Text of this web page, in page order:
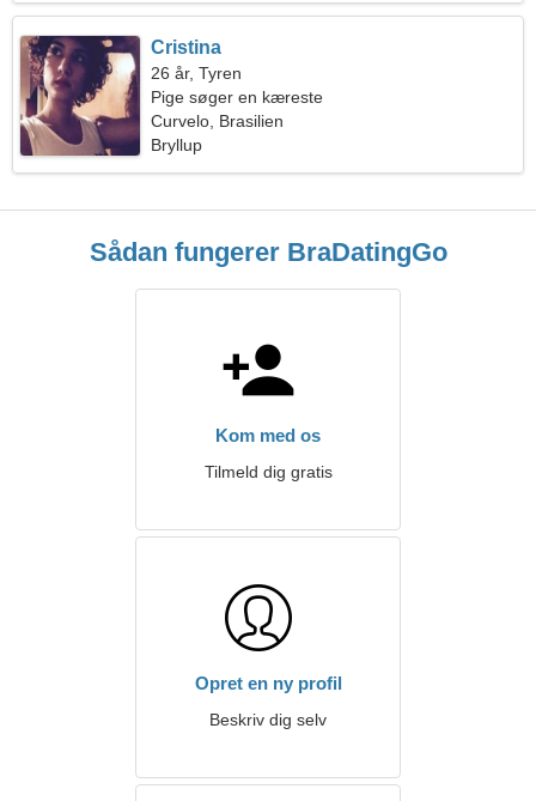
Cristina
26 år, Tyren
Pige søger en kæreste
Curvelo, Brasilien
Bryllup
Sådan fungerer BraDatingGo
Kom med os
Tilmeld dig gratis
Opret en ny profil
Beskriv dig selv